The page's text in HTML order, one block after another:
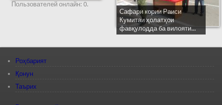
Пользователей онлайн: 0.
Сафари кории Раиси
Кумитаи ҳолатҳои
фавқулодда ба вилояти...
Роҳбарият
Қонун
Таърих